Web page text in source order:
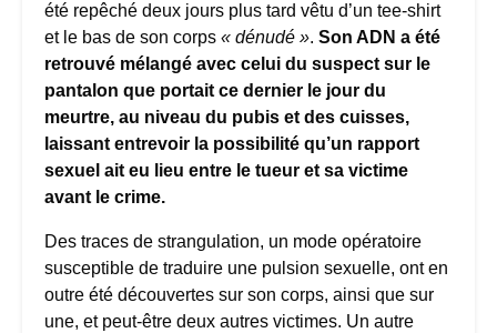
été repêché deux jours plus tard vêtu d’un tee-shirt
et le bas de son corps « dénudé ». Son ADN a été
retrouvé mélangé avec celui du suspect sur le
pantalon que portait ce dernier le jour du
meurtre, au niveau du pubis et des cuisses,
laissant entrevoir la possibilité qu’un rapport
sexuel ait eu lieu entre le tueur et sa victime
avant le crime.
Des traces de strangulation, un mode opératoire
susceptible de traduire une pulsion sexuelle, ont en
outre été découvertes sur son corps, ainsi que sur
une, et peut-être deux autres victimes. Un autre